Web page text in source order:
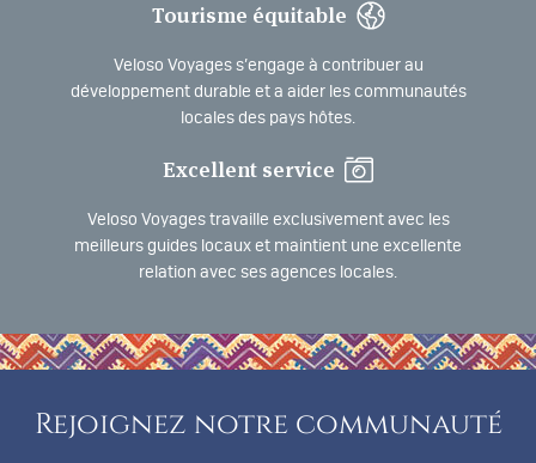
Tourisme équitable
Veloso Voyages s’engage à contribuer au
développement durable et a aider les communautés
locales des pays hôtes.
Excellent service
Veloso Voyages travaille exclusivement avec les
meilleurs guides locaux et maintient une excellente
relation avec ses agences locales.
Rejoignez notre communauté